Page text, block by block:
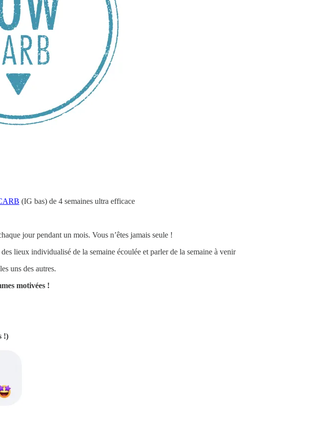
(IG bas) de 4 semaines ultra efficace
jour pendant un mois. Vous n’êtes jamais seule !
lieux individualisé de la semaine écoulée et parler de la semaine à venir
uns des autres.
motivées !
!)